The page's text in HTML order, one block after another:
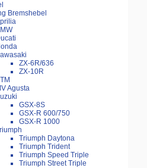
Bremshebel
ZX-6R/636
ZX-10R
Agusta
GSX-8S
GSX-R 600/750
GSX-R 1000
Triumph Daytona
Triumph Trident
Triumph Speed Triple
Triumph Street Triple